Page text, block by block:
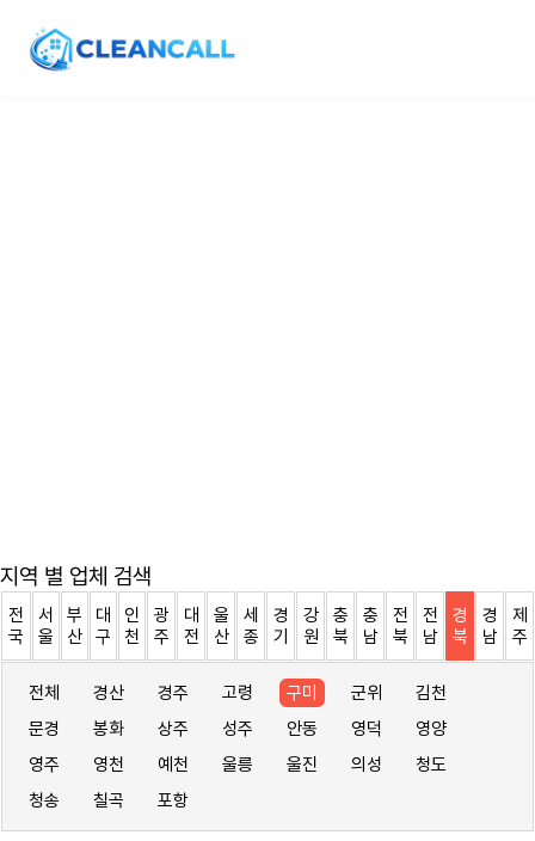
지역 별 업체 검색
전
국
서
울
부
산
대
구
인
천
광
주
대
전
울
산
세
종
경
기
강
원
충
북
충
남
전
북
전
남
경
북
경
남
제
주
전체 경산 경주 고령 구미 군위
김천
문경
봉화 상주 성주 안동 영덕
영양
영주
영천 예천 울릉 울진 의성
청도
청송
칠곡 포항